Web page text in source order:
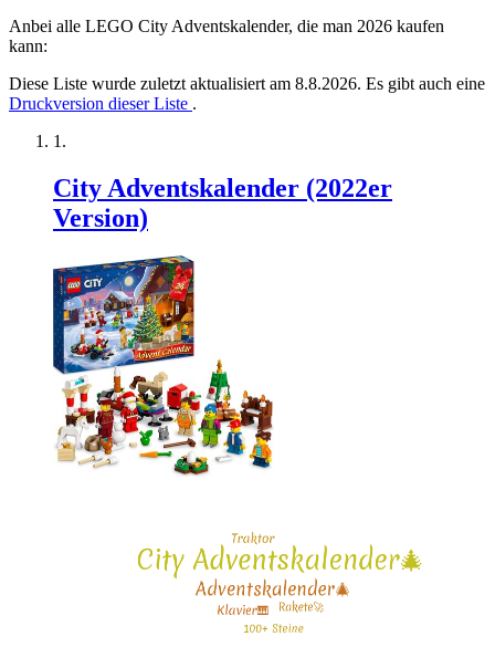
Anbei alle LEGO City Adventskalender, die man 2026 kaufen
kann:
Diese Liste wurde zuletzt aktualisiert am 8.8.2026. Es gibt auch eine
Druckversion dieser Liste .
City Adventskalender (2022er
Version)